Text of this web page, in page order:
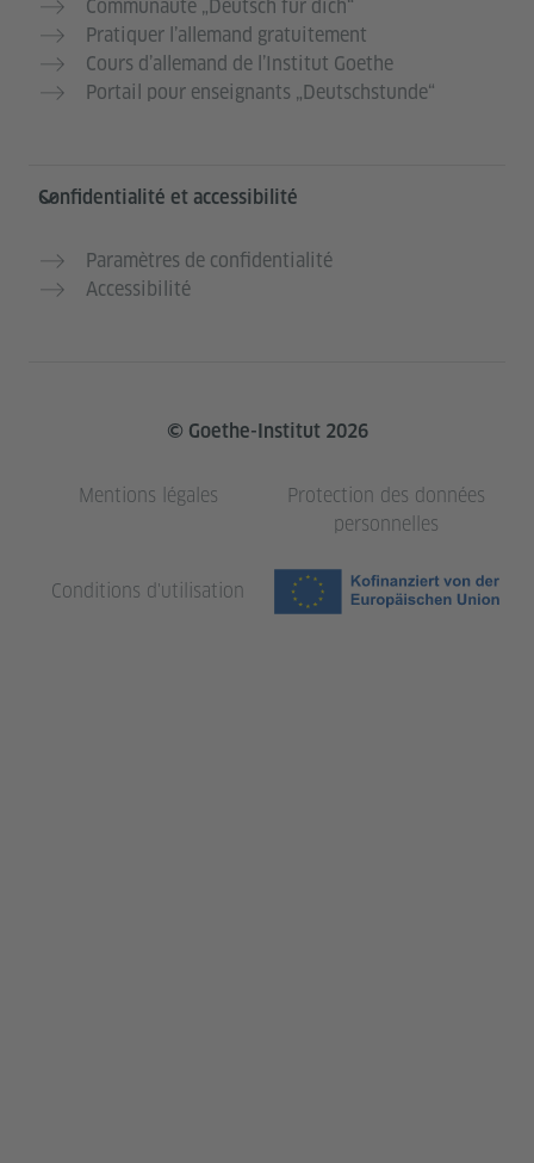
Communauté „Deutsch für dich“
Pratiquer l’allemand gratuitement
Cours d’allemand de l’Institut Goethe
Portail pour enseignants „Deutschstunde“
Confidentialité et accessibilité
Paramètres de confidentialité
Accessibilité
© Goethe-Institut 2026
Mentions légales
Protection des données
personnelles
Conditions d'utilisation